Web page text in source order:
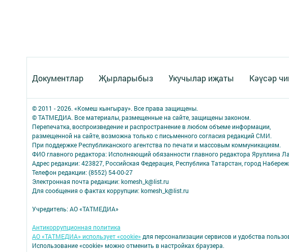
Документлар Җырларыбыз Укучылар иҗаты Кәүсәр
© 2011 - 2026. «Комеш кынгырау». Все права защищены.
© ТАТМЕДИА. Все материалы, размещенные на сайте, защищены законом.
Перепечатка, воспроизведение и распространение в любом объеме информации,
размещенной на сайте, возможна только с письменного согласия редакций СМИ.
При поддержке Республиканского агентства по печати и массовым коммуникациям.
ФИО главного редактора: Исполняющий обязанности главного редактора Яруллина
Адрес редакции: 423827, Российская Федерация, Республика Татарстан, город
Телефон редакции: (8552) 54-00-27
Электронная почта редакции: komesh_k@list.ru
Для сообщения о фактах коррупции: komesh_k@list.ru
Учредитель: АО «ТАТМЕДИА»
Антикоррупционная политика
АО «ТАТМЕДИА» использует «cookie» для персонализации сервисов и удобства
Использование «cookie» можно отменить в настройках браузера.